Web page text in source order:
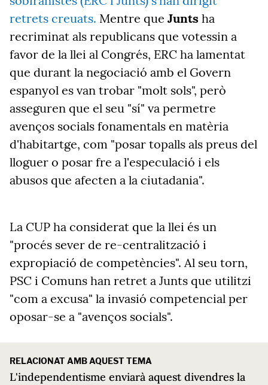
retrets creuats. Mentre que Junts ha
recriminat als republicans que votessin a
favor de la llei al Congrés, ERC ha lamentat
que durant la negociació amb el Govern
espanyol es van trobar "molt sols", però
asseguren que el seu "sí" va permetre
avenços socials fonamentals en matèria
d'habitartge, com "posar topalls als preus del
lloguer o posar fre a l'especulació i els
abusos que afecten a la ciutadania".
La CUP ha considerat que la llei és un
"procés sever de re-centralització i
expropiació de competències". Al seu torn,
PSC i Comuns han retret a Junts que utilitzi
"com a excusa" la invasió competencial per
oposar-se a "avenços socials".
RELACIONAT AMB AQUEST TEMA
L'independentisme enviarà aquest divendres la